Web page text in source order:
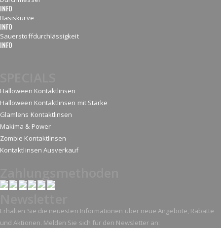
INFO
Basiskurve
INFO
Sauerstoffdurchlässigkeit
INFO
Halloween Kontaktlinsen
Halloween Kontaktlinsen mit Stärke
Glamlens Kontaktlinsen
Makima & Power
Zombie Kontaktlinsen
Kontaktlinsen Ausverkauf
Erhalten Sie die neuesten Informationen über neue Angebote, Rabatte
und Aktionen. Melden Sie sich für den Newsletter an: